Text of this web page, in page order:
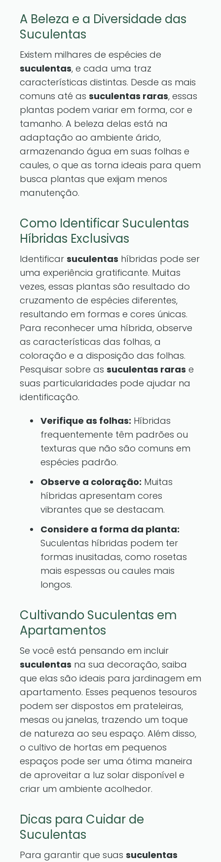
A Beleza e a Diversidade das
Suculentas
Existem milhares de espécies de
suculentas, e cada uma traz
características distintas. Desde as mais
comuns até as suculentas raras, essas
plantas podem variar em forma, cor e
tamanho. A beleza delas está na
adaptação ao ambiente árido,
armazenando água em suas folhas e
caules, o que as torna ideais para quem
busca plantas que exijam menos
manutenção.
Como Identificar Suculentas
Híbridas Exclusivas
Identificar suculentas híbridas pode ser
uma experiência gratificante. Muitas
vezes, essas plantas são resultado do
cruzamento de espécies diferentes,
resultando em formas e cores únicas.
Para reconhecer uma híbrida, observe
as características das folhas, a
coloração e a disposição das folhas.
Pesquisar sobre as suculentas raras e
suas particularidades pode ajudar na
identificação.
Verifique as folhas: Híbridas
frequentemente têm padrões ou
texturas que não são comuns em
espécies padrão.
Observe a coloração: Muitas
híbridas apresentam cores
vibrantes que se destacam.
Considere a forma da planta:
Suculentas híbridas podem ter
formas inusitadas, como rosetas
mais espessas ou caules mais
longos.
Cultivando Suculentas em
Apartamentos
Se você está pensando em incluir
suculentas na sua decoração, saiba
que elas são ideais para jardinagem em
apartamento. Esses pequenos tesouros
podem ser dispostos em prateleiras,
mesas ou janelas, trazendo um toque
de natureza ao seu espaço. Além disso,
o cultivo de hortas em pequenos
espaços pode ser uma ótima maneira
de aproveitar a luz solar disponível e
criar um ambiente acolhedor.
Dicas para Cuidar de
Suculentas
Para garantir que suas suculentas